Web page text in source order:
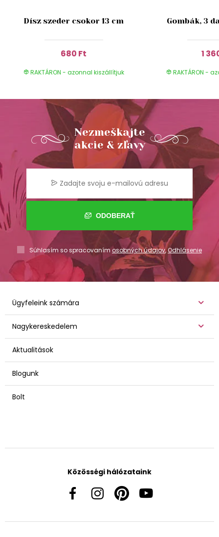
Dísz szeder csokor 13 cm
680 Ft
RAKTÁRON - azonnal kiszállítjuk
Gombák, 3
1
RAKTÁRON -
Nezmeškajte
akcie & zľavy
ODOBERAŤ
Súhlasím so spracovaním osobných údajov,Odhlásenie
Ügyfeleink számára
Nagykereskedelem
Aktualitások
Blogunk
Bolt
Közösségi hálózataink